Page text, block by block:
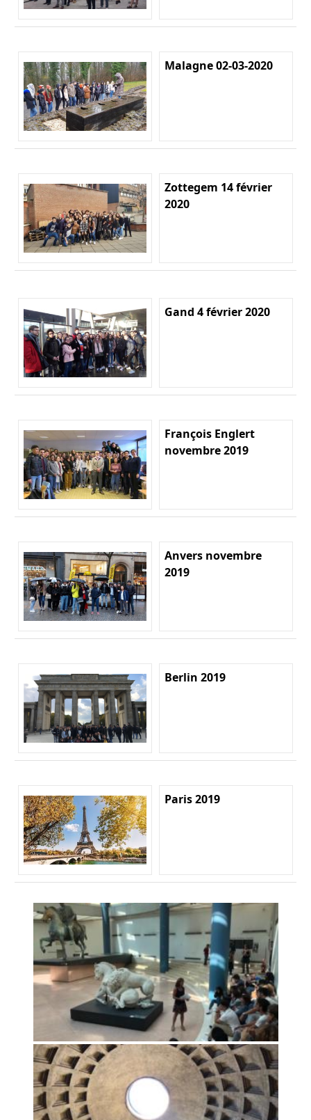
Malagne 02-03-2020
Zottegem 14 février
2020
Gand 4 février 2020
François Englert
novembre 2019
Anvers novembre
2019
Berlin 2019
Paris 2019